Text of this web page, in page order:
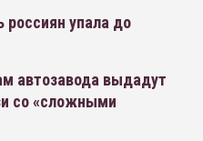
россиян упала до
автозавода выдадут
со «сложными